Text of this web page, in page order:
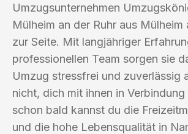
Umzugsunternehmen
Mülheim an der Ruhr aus Mülheim
zur Seite. Mit langjähriger
professionellen Team sorgen sie
Umzug stressfrei und zuverlässig
nicht, dich mit ihnen in
schon bald kannst du die
und die hohe Lebensqualität in